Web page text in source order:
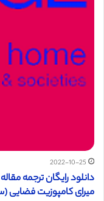
2022-10-25
دانلود رایگان ترجمه
میرای کامپوزیت فضایی (سیج